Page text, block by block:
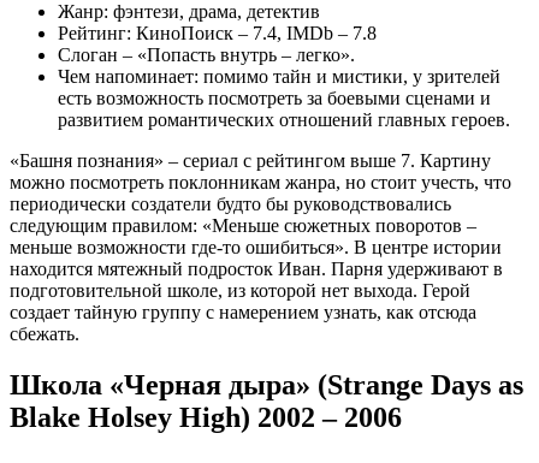
Жанр: фэнтези, драма, детектив
Рейтинг: КиноПоиск – 7.4, IMDb – 7.8
Слоган – «Попасть внутрь – легко».
Чем напоминает: помимо тайн и мистики, у зрителей
есть возможность посмотреть за боевыми сценами и
развитием романтических отношений главных героев.
«Башня познания» – сериал с рейтингом выше 7. Картину
можно посмотреть поклонникам жанра, но стоит учесть, что
периодически создатели будто бы руководствовались
следующим правилом: «Меньше сюжетных поворотов –
меньше возможности где-то ошибиться». В центре истории
находится мятежный подросток Иван. Парня удерживают в
подготовительной школе, из которой нет выхода. Герой
создает тайную группу с намерением узнать, как отсюда
сбежать.
Школа «Черная дыра» (Strange Days as
Blake Holsey High) 2002 – 2006